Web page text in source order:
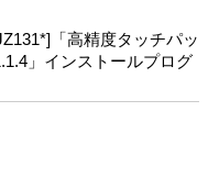
「高精度タッチパッ
」インストールプログ